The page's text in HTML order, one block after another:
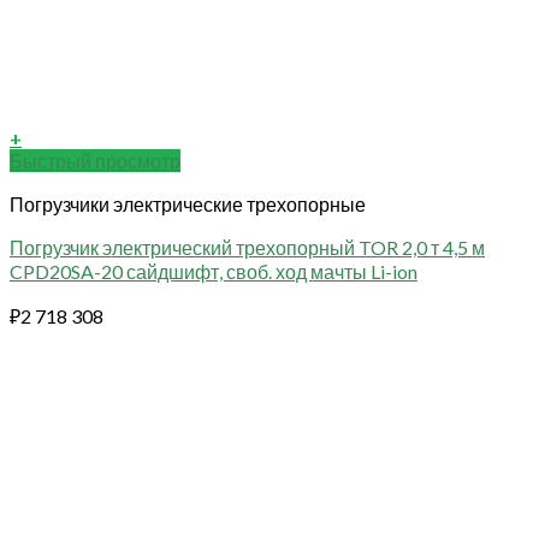
+
Быстрый просмотр
Погрузчики электрические трехопорные
Погрузчик электрический трехопорный TOR 2,0 т 4,5 м
CPD20SA-20 сайдшифт, своб. ход мачты Li-ion
₽2 718 308